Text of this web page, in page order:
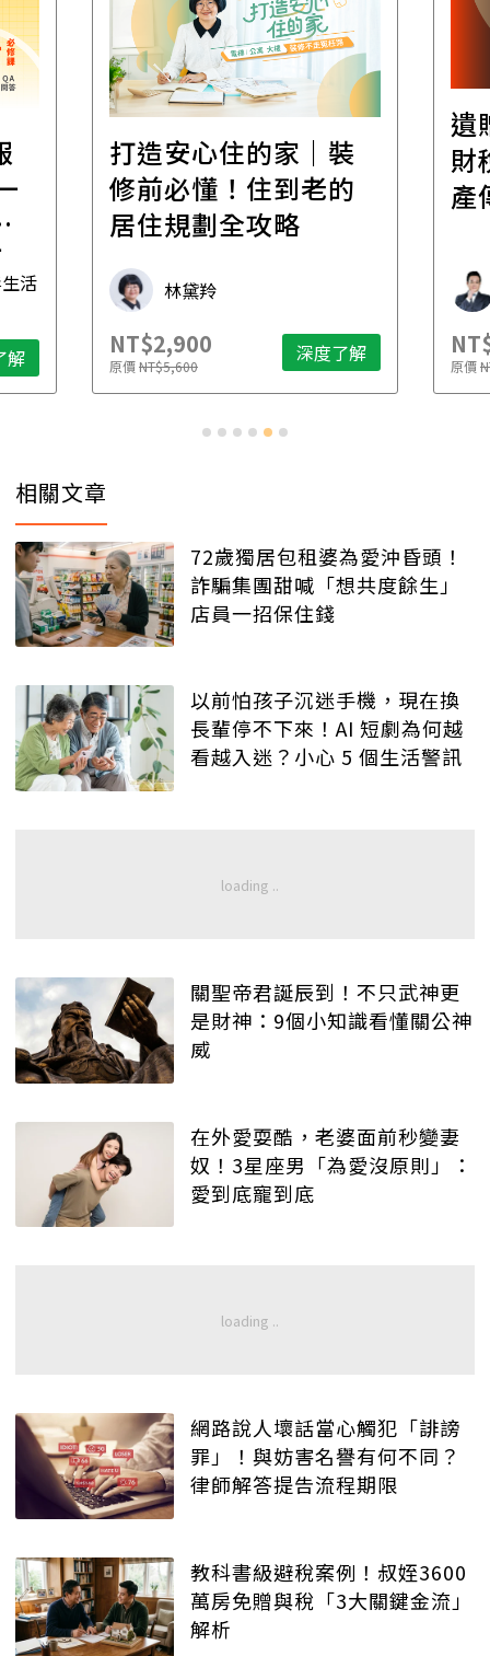
活
解
打造安心住的家｜裝
修前必懂！住到老的
居住規劃全攻略
林黛羚
NT$2,900
原價NT$5,600 深度了解
遺
財
產
原價
相關文章
72歲獨居包租婆為愛沖昏頭！
詐騙集團甜喊「想共度餘生」
店員一招保住錢
以前怕孩子沉迷手機，現在換
長輩停不下來！AI 短劇為何越
看越入迷？小心 5 個生活警訊
關聖帝君誕辰到！不只武神更
是財神：9個小知識看懂關公神
威
在外愛耍酷，老婆面前秒變妻
奴！3星座男「為愛沒原則」：
愛到底寵到底
網路說人壞話當心觸犯「誹謗
罪」！與妨害名譽有何不同？
律師解答提告流程期限
教科書級避稅案例！叔姪3600
萬房免贈與稅「3大關鍵金流」
解析